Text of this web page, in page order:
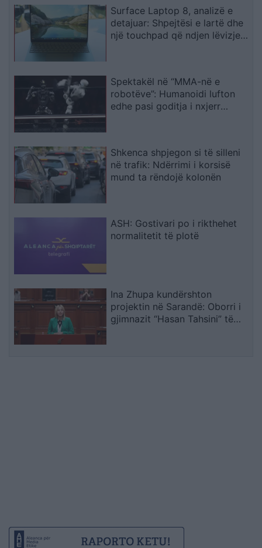
Surface Laptop 8, analizë e
detajuar: Shpejtësi e lartë dhe
një touchpad që ndjen lëvizjen
Spektakël në “MMA-në e
robotëve”: Humanoidi lufton
edhe pasi goditja i nxjerr
Shkenca shpjegon si të silleni
në trafik: Ndërrimi i korsisë
mund ta rëndojë kolonën
ASH: Gostivari po i rikthehet
normalitetit të plotë
Ina Zhupa kundërshton
projektin në Sarandë: Oborri i
gjimnazit “Hasan Tahsini” të